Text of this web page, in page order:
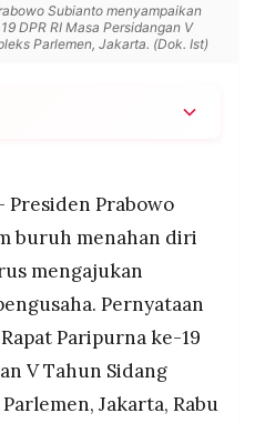
Subianto menyampaikan
DPR RI Masa Persidangan V
Parlemen, Jakarta. (Dok. Ist)
tekanan kredit
bagi pengusaha
usaha, namun
tarif pajak yang
berulang.
birokrasi yang
pengusaha,
Presiden Prabowo
buruh menahan diri
mengajukan
Pernyataan
Paripurna ke-19
V Tahun Sidang
Jakarta, Rabu